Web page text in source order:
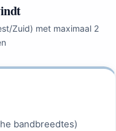
Zuid) met maximaal 2
bandbreedtes)